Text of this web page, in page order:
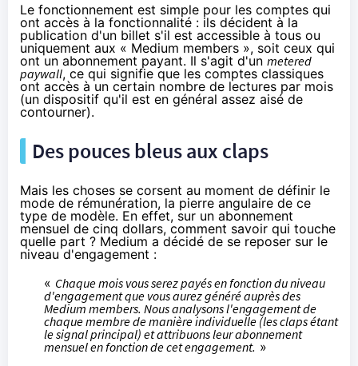
Le fonctionnement est simple pour les comptes qui
ont accès à la fonctionnalité : ils décident à la
publication d'un billet s'il est accessible à tous ou
uniquement aux « Medium members », soit ceux qui
ont un abonnement payant. Il s'agit d'un metered
paywall, ce qui signifie que les comptes classiques
ont accès à un certain nombre de lectures par mois
(un dispositif qu'il est en général assez aisé de
contourner).
Des pouces bleus aux claps
Mais les choses se corsent au moment de définir le
mode de rémunération, la pierre angulaire de ce
type de modèle. En effet, sur un abonnement
mensuel de cinq dollars, comment savoir qui touche
quelle part ? Medium a décidé de se reposer sur le
niveau d'engagement :
« Chaque mois vous serez payés en fonction du niveau
d'engagement que vous aurez généré auprès des
Medium members. Nous analysons l'engagement de
chaque membre de manière individuelle (les clapsétant
le signal principal) et attribuons leur abonnement
mensuel en fonction de cet engagement. »